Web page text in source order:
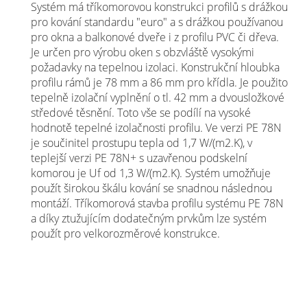
Systém má tříkomorovou konstrukci profilů s drážkou
pro kování standardu "euro" a s drážkou používanou
pro okna a balkonové dveře i z profilu PVC či dřeva.
Je určen pro výrobu oken s obzvláště vysokými
požadavky na tepelnou izolaci. Konstrukční hloubka
profilu rámů je 78 mm a 86 mm pro křídla. Je použito
tepelně izolační vyplnění o tl. 42 mm a dvousložkové
středové těsnění. Toto vše se podílí na vysoké
hodnotě tepelné izolačnosti profilu. Ve verzi PE 78N
je součinitel prostupu tepla od 1,7 W/(m2.K), v
teplejší verzi PE 78N+ s uzavřenou podskelní
komorou je Uf od 1,3 W/(m2.K). Systém umožňuje
použít širokou škálu kování se snadnou následnou
montáží. Tříkomorová stavba profilu systému PE 78N
a díky ztužujícím dodatečným prvkům lze systém
použít pro velkorozměrové konstrukce.